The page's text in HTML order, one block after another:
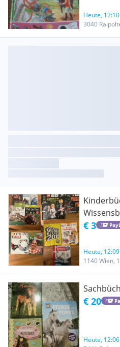
Heute,
3040
€ 3
Heute,
1140 Wien,
€ 20
Heute,